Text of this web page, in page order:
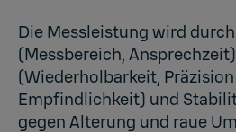
Die Messleistung wird
(Messbereich,
(Wiederholbarkeit,
Empfindlichkeit) und
gegen Alterung und raue